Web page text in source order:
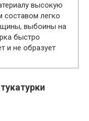
высокую
составом легко
выбоины на
быстро
и не образует